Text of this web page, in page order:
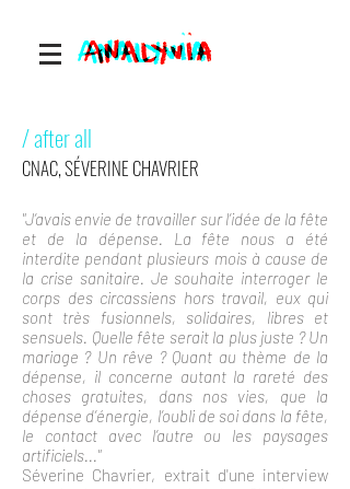
/ after all
CNAC, SÉVERINE CHAVRIER
"J’avais envie de travailler sur l’idée de la fête
et de la dépense. La fête nous a été
interdite pendant plusieurs mois à cause de
la crise sanitaire. Je souhaite interroger le
corps des circassiens hors travail, eux qui
sont très fusionnels, solidaires, libres et
sensuels. Quelle fête serait la plus juste ? Un
mariage ? Un rêve ? Quant au thème de la
dépense, il concerne autant la rareté des
choses gratuites, dans nos vies, que la
dépense d’énergie, l’oubli de soi dans la fête,
le contact avec l’autre ou les paysages
artificiels..."
Séverine Chavrier, extrait d'une interview